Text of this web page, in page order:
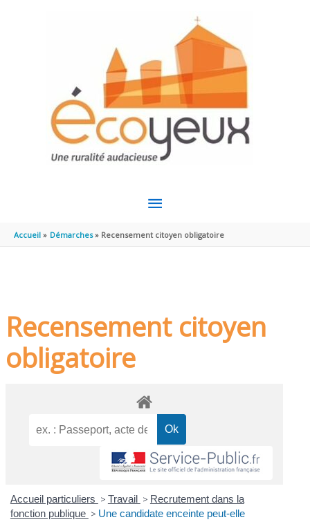
MENU
PRINCIPAL
Accueil Démarches Recensement citoyen obligatoire
Recensement citoyen
obligatoire
Accueil particuliers > Travail > Recrutement dans la
fonction publique > Une candidate enceinte peut-elle